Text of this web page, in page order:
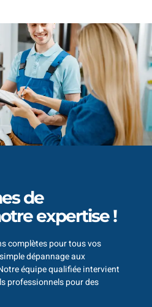
de
expertise !
complètes pour tous vos
dépannage aux
équipe qualifiée intervient
professionnels pour des